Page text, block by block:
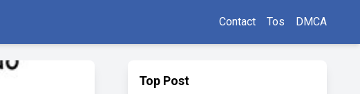
Contact Tos DMCA
Top Post